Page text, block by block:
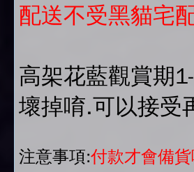
配送不受黑貓宅
高架花藍觀賞期
壞掉唷.可以接受
注意事項:付款才會備